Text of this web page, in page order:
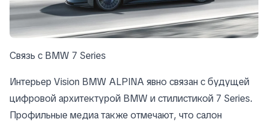
Связь с BMW 7 Series
Интерьер Vision BMW ALPINA явно связан с будущей
цифровой архитектурой BMW и стилистикой 7 Series.
Профильные медиа также отмечают, что салон